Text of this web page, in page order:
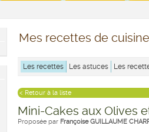
Mes recettes de cuisine
Les recettes Les astuces Les
< Retour à la liste
Mini-Cakes aux Olives
Proposée par Françoise GUILLAUME